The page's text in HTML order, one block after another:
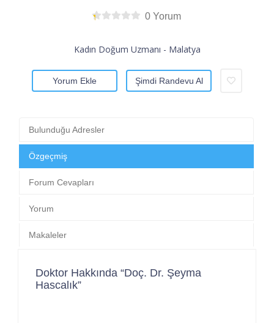
0 Yorum
Kadın Doğum Uzmanı - Malatya
Yorum Ekle Şimdi Randevu Al
Bulunduğu Adresler
Özgeçmiş
Forum Cevapları
Yorum
Makaleler
Doktor Hakkında “Doç. Dr. Şeyma
Hascalık”